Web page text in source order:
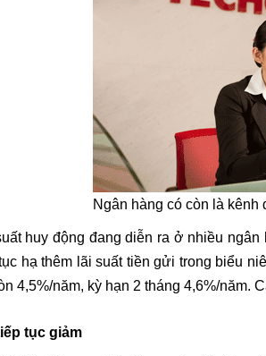
Ngân hàng có còn là kênh
huy động đang diễn ra ở nhiều
hạ thêm lãi suất tiền gửi trong biểu
4,5%/năm, kỳ hạn 2 tháng 4,6%/năm.
tục giảm